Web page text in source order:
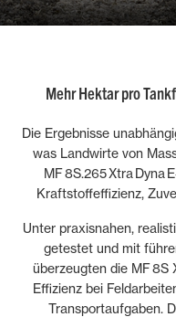
Mehr Hektar pro
Die Ergebnisse
was Landwirte von
MF 8S.265 Xtra Dyna
Kraftstoffeffizienz,
Unter praxisnahen,
getestet und mit
überzeugten die MF 8S
Effizienz bei
Transportaufgaben.